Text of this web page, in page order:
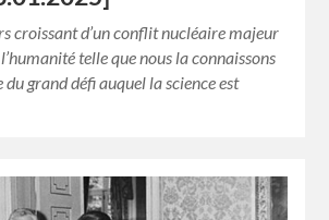
croissant d’un conflit nucléaire majeur
telle que nous la connaissons
grand défi auquel la science est